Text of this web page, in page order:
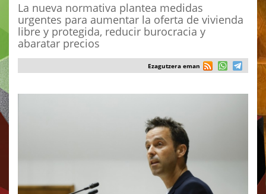
La nueva normativa plantea medidas
urgentes para aumentar la oferta de vivienda
libre y protegida, reducir burocracia y
abaratar precios
Ezagutzera eman